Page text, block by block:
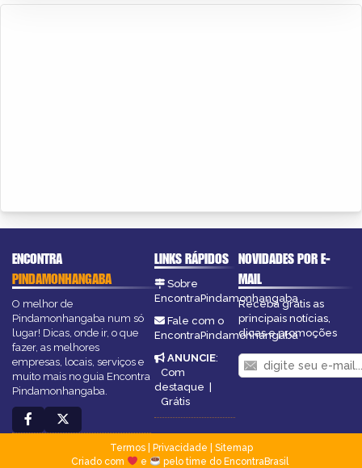
ENCONTRA
PINDAMONHANGABA
O melhor de
Pindamonhangaba num só
lugar! Dicas, onde ir, o que
fazer, as melhores
empresas, locais, serviços e
muito mais no guia Encontra
Pindamonhangaba.
LINKS RÁPIDOS
Sobre
EncontraPindamonhangaba
Fale com o
EncontraPindamonhangaba
ANUNCIE:
Com
destaque |
Grátis
NOVIDADES POR E-
MAIL
Receba grátis as
principais notícias,
dicas e promoções
Termos| Privacidade
Sitemap
Criado com
e pelo time do EncontraBrasil